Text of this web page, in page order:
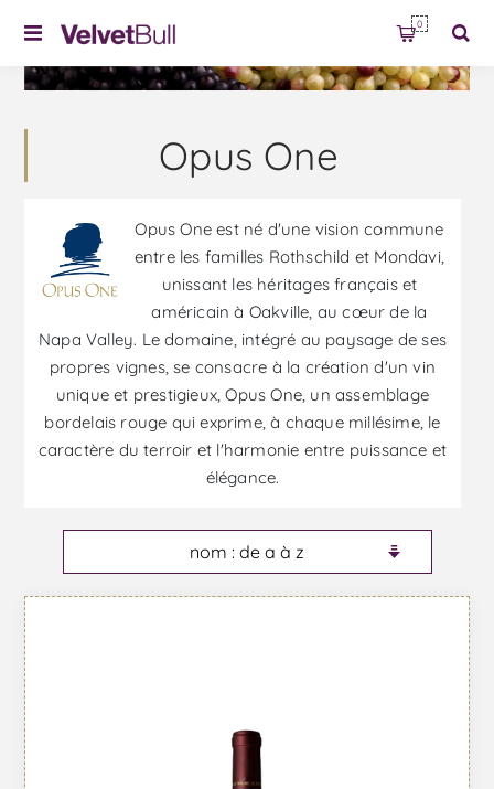
0
Opus One
Opus One est né d'une vision commune
entre les familles Rothschild et Mondavi,
unissant les héritages français et
américain à Oakville, au cœur de la
Napa Valley. Le domaine, intégré au paysage de ses
propres vignes, se consacre à la création d'un vin
unique et prestigieux, Opus One, un assemblage
bordelais rouge qui exprime, à chaque millésime, le
caractère du terroir et l'harmonie entre puissance et
élégance.